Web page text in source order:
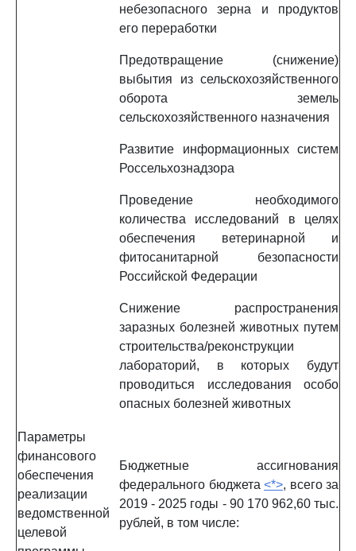
небезопасного зерна и продуктов
его переработки
Предотвращение (снижение)
выбытия из сельскохозяйственного
оборота земель
сельскохозяйственного назначения
Развитие информационных систем
Россельхознадзора
Проведение необходимого
количества исследований в целях
обеспечения ветеринарной и
фитосанитарной безопасности
Российской Федерации
Снижение распространения
заразных болезней животных путем
строительства/реконструкции
лабораторий, в которых будут
проводиться исследования особо
опасных болезней животных
Параметры
финансового
обеспечения
реализации
ведомственной
целевой
Бюджетные ассигнования
федерального бюджета <*>, всего за
2019 - 2025 годы - 90 170 962,60 тыс.
рублей, в том числе: